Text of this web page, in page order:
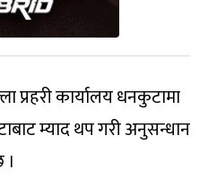
प्रहरी कार्यालय धनकुटामा
म्याद थप गरी अनुसन्धान